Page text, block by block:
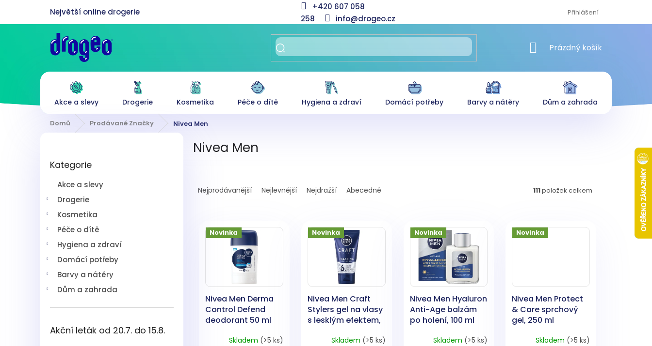
obsah
+420 607 058
258
info@drogeo.cz
Přihlášení
NÁKUPNÍ KOŠÍK
Prázdný košík
Akce a slevy Drogerie Kosmetika Péče o dítě Hygiena a zdraví Domácí potřeby Barvy a nátěry Dům a zahrada
Domů Prodávané Značky Nivea Men
kategorie
Kategorie
Akce a slevy
Drogerie
Kosmetika
Péče o dítě
Hygiena a zdraví
Domácí potřeby
Barvy a nátěry
Dům a zahrada
Akční leták od 20.7. do 15.8.
Nivea Men
aNejprodávanější Nejlevnější Nejdražší Abecedně 111položek celkem
Novinka
Nivea Men Derma
Control Defend
deodorant 50 ml
Skladem (>5 ks)
Novinka
Nivea Men Craft
Stylers gel na vlasy
s lesklým efektem,
Skladem (>5 ks)
Novinka
Nivea Men Hyaluron
Anti-Age balzám
po holení, 100 ml
Skladem (>5 ks)
Novinka
Nivea Men Protect
& Care sprchový
gel, 250 ml
Skladem (>5 ks)